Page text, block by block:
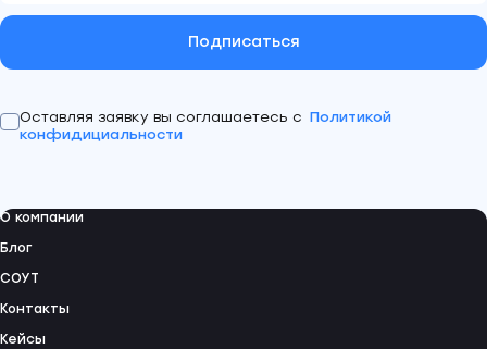
Подписаться
Оставляя заявку вы соглашаетесь с Политикой
конфидициальности
О компании
Блог
СОУТ
Контакты
Кейсы